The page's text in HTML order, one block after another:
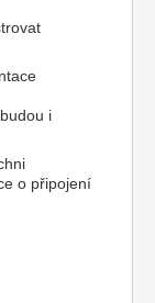
i
o připojení